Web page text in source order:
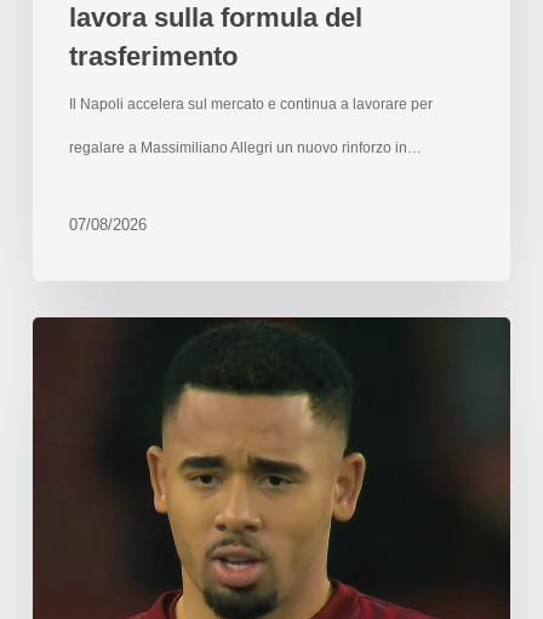
lavora sulla formula del
trasferimento
Il Napoli accelera sul mercato e continua a lavorare per
regalare a Massimiliano Allegri un nuovo rinforzo in…
07/08/2026